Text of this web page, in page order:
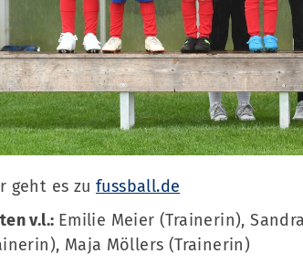
Mitglieder-Service
Online-Mitgliedsantrag
Mitgliedsbeiträge
Downloads
geht es zu fussball.de
v.l.: Emilie Meier (Trainerin),
Maja Möllers (Trainerin)